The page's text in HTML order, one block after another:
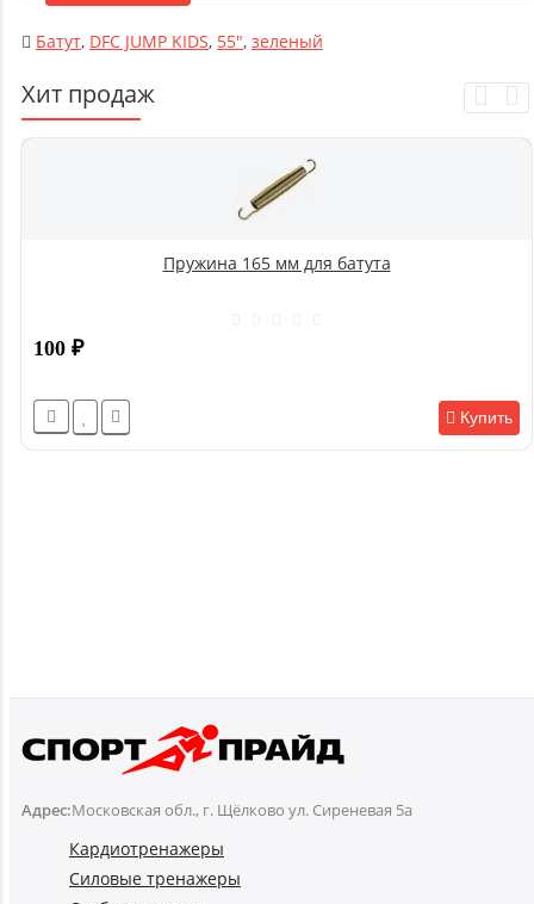
Батут, DFC JUMP KIDS, 55", зеленый
Хит продаж
Пружина 165 мм для батута
100 ₽
Купить
Адрес:Московская обл., г. Щёлково ул. Сиреневая 5а
Кардиотренажеры
Силовые тренажеры